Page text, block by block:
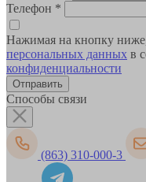
Телефон *
Нажимая на кнопку
персональных данных в
конфиденциальности
Способы связи
(863) 310-000-3